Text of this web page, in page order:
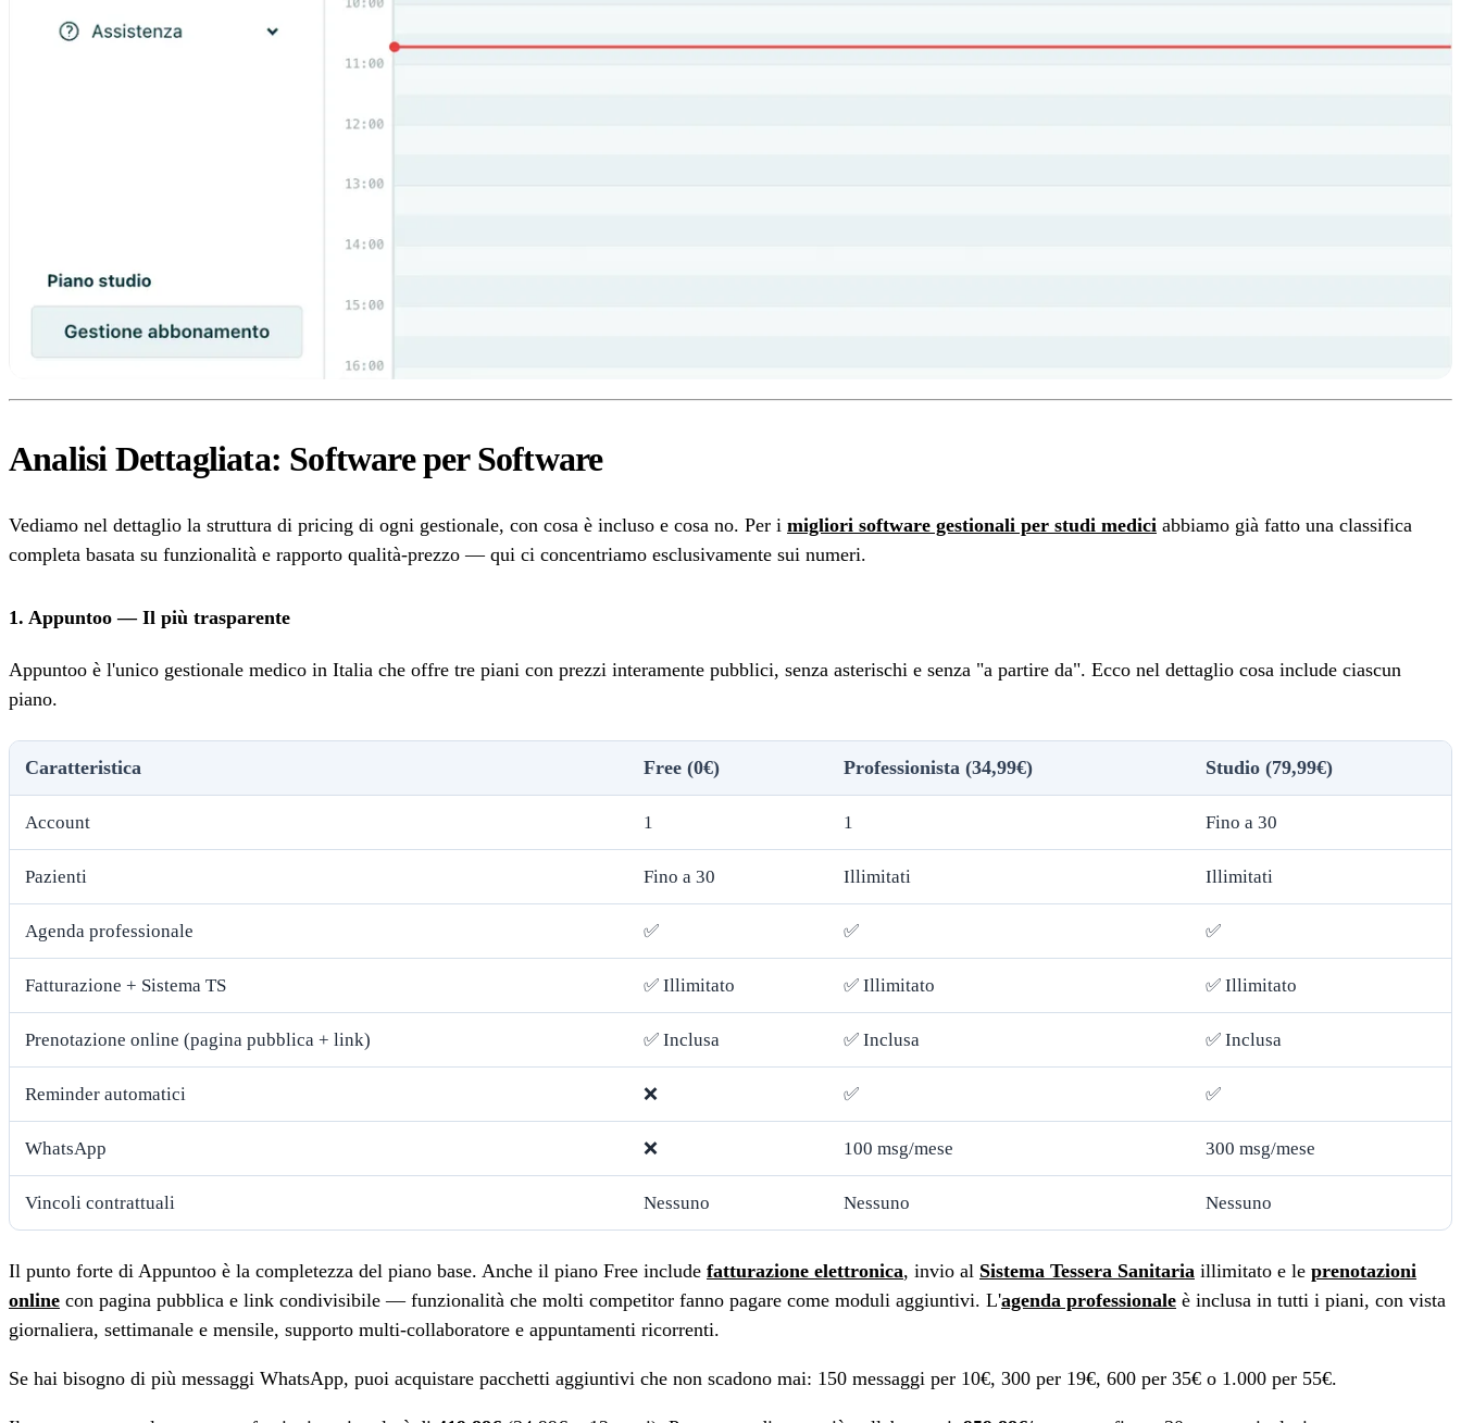
Analisi Dettagliata: Software per Software
Vediamo nel dettaglio la struttura di pricing di ogni gestionale, con cosa è incluso e cosa no. Per i migliori software gestionali per studi medici abbiamo già fatto una classifica
completa basata su funzionalità e rapporto qualità-prezzo — qui ci concentriamo esclusivamente sui numeri.
1. Appuntoo — Il più trasparente
Appuntoo è l'unico gestionale medico in Italia che offre tre piani con prezzi interamente pubblici, senza asterischi e senza "a partire da". Ecco nel dettaglio cosa include ciascun
piano.
Caratteristica Free (0€) Professionista (34,99€) Studio (79,99€)
Account 1 1 Fino a 30
Pazienti Fino a 30 Illimitati Illimitati
Agenda professionale ✅ ✅ ✅
Fatturazione + Sistema TS ✅ Illimitato ✅ Illimitato ✅ Illimitato
Prenotazione online (pagina pubblica + link) ✅ Inclusa ✅ Inclusa ✅ Inclusa
Reminder automatici ❌ ✅ ✅
WhatsApp ❌ 100 msg/mese 300 msg/mese
Vincoli contrattuali Nessuno Nessuno Nessuno
Il punto forte di Appuntoo è la completezza del piano base. Anche il piano Free include fatturazione elettronica, invio al Sistema Tessera Sanitaria illimitato e le prenotazioni
online con pagina pubblica e link condivisibile — funzionalità che molti competitor fanno pagare come moduli aggiuntivi. L'agenda professionale è inclusa in tutti i piani, con vista
giornaliera, settimanale e mensile, supporto multi-collaboratore e appuntamenti ricorrenti.
Se hai bisogno di più messaggi WhatsApp, puoi acquistare pacchetti aggiuntivi che non scadono mai: 150 messaggi per 10€, 300 per 19€, 600 per 35€ o 1.000 per 55€.